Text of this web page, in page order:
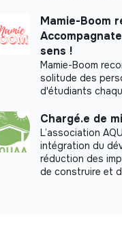
Mamie-Boom
sens !
Mamie-Boom
solitude des
d'étudiants
Chargé.e de
L’association
intégration du
réduction des
de construire et